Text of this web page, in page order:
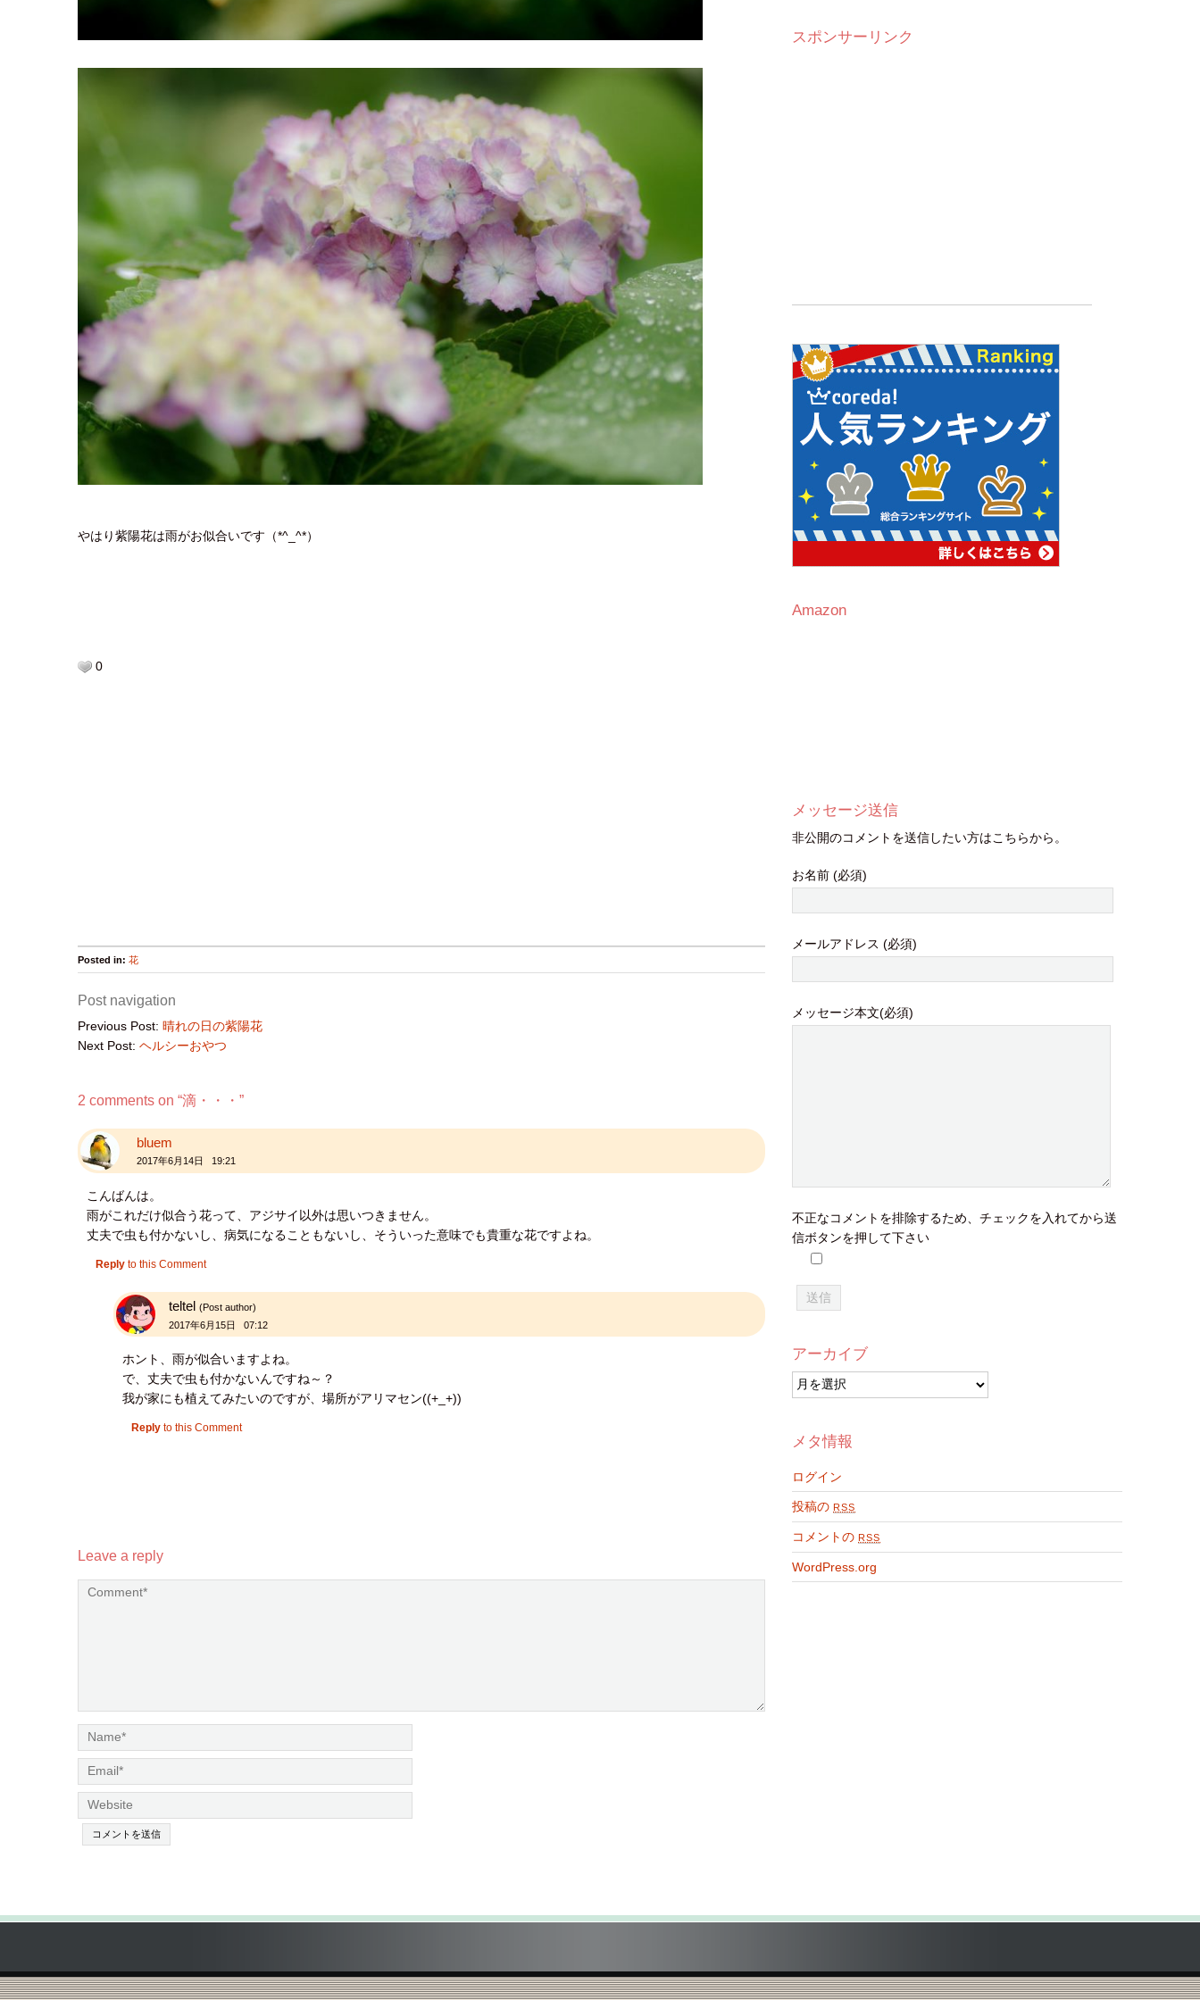
やはり紫陽花は雨がお似合いです（*^_^*）
0
Posted in: 花
Post navigation
Previous Post: 晴れの日の紫陽花
Next Post: ヘルシーおやつ
2 comments on “滴・・・ ”
bluem
2017年6月14日 19:21
こんばんは。
雨がこれだけ似合う花って、アジサイ以外は思いつきません。
丈夫で虫も付かないし、病気になることもないし、そういった意味でも貴重な花ですよね。
Reply to this Comment
teltel(Post author)
2017年6月15日 07:12
ホント、雨が似合いますよね。
で、丈夫で虫も付かないんですね～？
我が家にも植えてみたいのですが、場所がアリマセン((+_+))
Reply to this Comment
Leave a reply
スポンサーリンク
Amazon
メッセージ送信
非公開のコメントを送信したい方はこちらから。
お名前 (必須)
メールアドレス (必須)
メッセージ本文(必須)
不正なコメントを排除するため、チェックを入れてから送
信ボタンを押して下さい
アーカイブ
ア
ー
イ
メタ情報
ログイン
投稿の RSS
コメントの RSS
WordPress.org